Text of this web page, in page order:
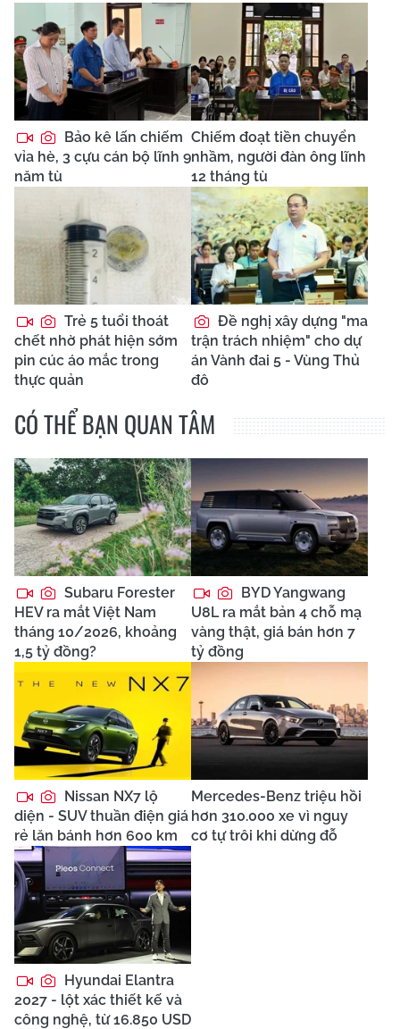
Bảo kê lấn chiếm
vỉa hè, 3 cựu cán bộ lĩnh 9
năm tù
Chiếm đoạt tiền chuyển
nhầm, người đàn ông lĩnh
12 tháng tù
Trẻ 5 tuổi thoát
chết nhờ phát hiện sớm
pin cúc áo mắc trong
thực quản
Đề nghị xây dựng "ma
trận trách nhiệm" cho dự
án Vành đai 5 - Vùng Thủ
đô
CÓ THỂ BẠN QUAN TÂM
Subaru Forester
HEV ra mắt Việt Nam
tháng 10/2026, khoảng
1,5 tỷ đồng?
BYD Yangwang
U8L ra mắt bản 4 chỗ mạ
vàng thật, giá bán hơn 7
tỷ đồng
Nissan NX7 lộ
diện - SUV thuần điện giá
rẻ lăn bánh hơn 600 km
Mercedes-Benz triệu hồi
hơn 310.000 xe vì nguy
cơ tự trôi khi dừng đỗ
Hyundai Elantra
2027 - lột xác thiết kế và
công nghệ, từ 16.850 USD